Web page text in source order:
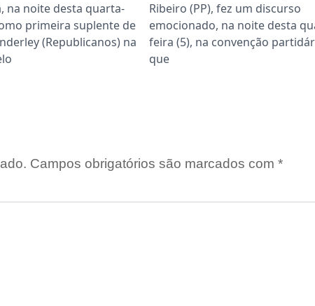
na noite desta quarta-
primeira suplente de
(Republicanos) na
Ribeiro (PP), fez um discurso
emocionado, na noite desta
feira (5), na convenção
que
Campos obrigatórios são marcados com *